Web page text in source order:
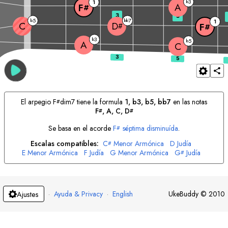
A b3
C b5
C b5 D#
bb7
F# 1
F# 1 A
3 5
El arpegio F#dim7 tiene la formula 1, b3, b5, bb7 en las notas
F#, A, C, D#
Se basa en el acordeF# séptima disminuída.
Escalas compatibles: C# Menor Armónica D Judía
E Menor Armónica F Judía G Menor Armónica G# Judía
A# Menor Armónica B Judía
Ajustes · Ayuda & Privacy · English UkeBuddy © 2010